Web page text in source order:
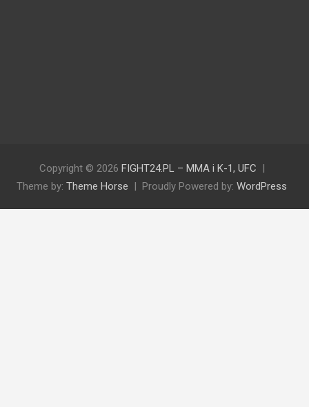
Copyright © 2026 FIGHT24.PL – MMA i K-1, UFC
Theme by: Theme Horse Proudly Powered by: WordPress